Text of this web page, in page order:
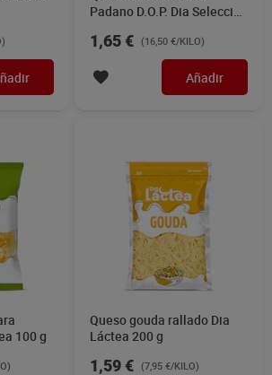
Padano D.O.P. Dia Selección
1,65 € (16,50 €/KILO)
Añadir
100 g
Queso gouda rallado Dia
Láctea 200 g
1,59 € (7,95 €/KILO)